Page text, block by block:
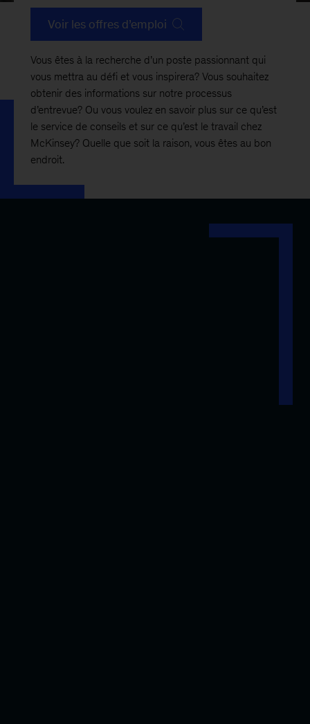
Voir les offres d’emploi
Vous êtes à la recherche d’un poste passionnant qui
vous mettra au défi et vous inspirera? Vous souhaitez
obtenir des informations sur notre processus
d’entrevue? Ou vous voulez en savoir plus sur ce qu’est
le service de conseils et sur ce qu’est le travail chez
McKinsey? Quelle que soit la raison, vous êtes au bon
endroit.